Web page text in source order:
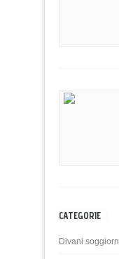
CATEGORIE
Divani